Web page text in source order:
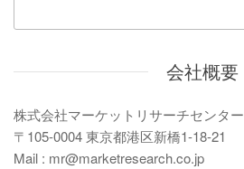
ョ
会社概要
株式会社マーケットリサーチセンター
〒105-0004 東京都港区新橋1-18-21
Mail : mr@marketresearch.co.jp